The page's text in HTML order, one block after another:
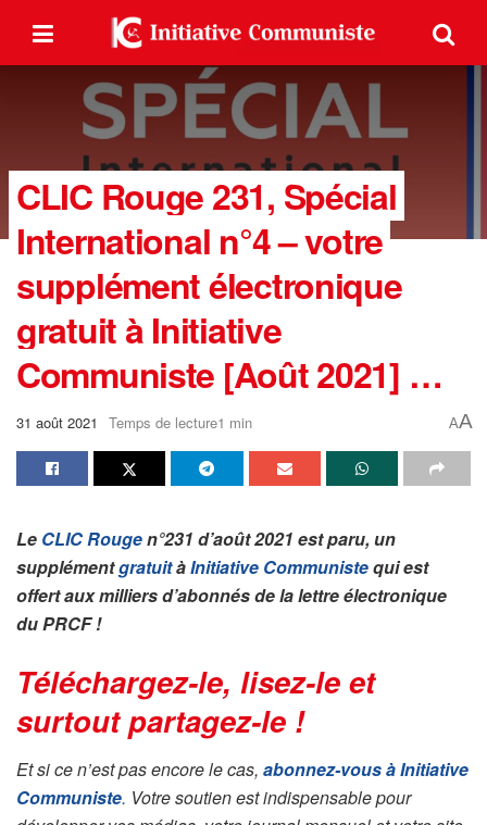
CLIC Rouge 231, Spécial
International n°4 – votre
supplément électronique
gratuit à Initiative
Communiste [Août 2021] …
31 août 2021 Temps de lecture1 min AA
Le CLIC Rougen°231 d’août 2021 est paru, un
supplémentgratuitàInitiative Communistequi est
offert aux milliers d’abonnés de la lettre électronique
du PRCF !
Téléchargez-le, lisez-le et
surtout partagez-le !
Et si ce n’est pas encore le cas, abonnez-vous à Initiative
Communiste. Votre soutien est indispensable pour